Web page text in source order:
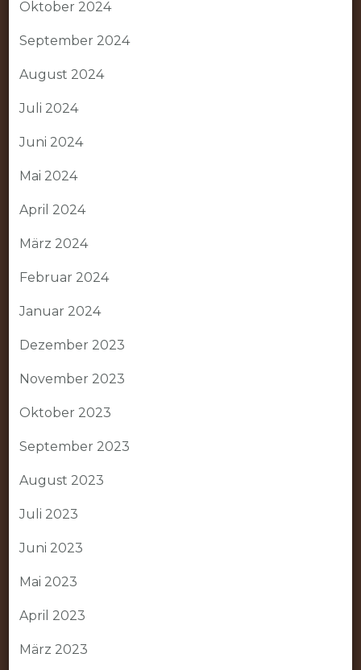
Oktober 2024
September 2024
August 2024
Juli 2024
Juni 2024
Mai 2024
April 2024
März 2024
Februar 2024
Januar 2024
Dezember 2023
November 2023
Oktober 2023
September 2023
August 2023
Juli 2023
Juni 2023
Mai 2023
April 2023
März 2023